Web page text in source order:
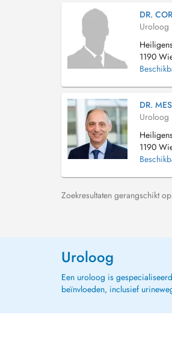
DR.
Uroloog
1190
DR.
Uroloog
1190
Zoekresultaten gerangschikt
Uroloog
Een uroloog is
beïnvloeden, inclusief